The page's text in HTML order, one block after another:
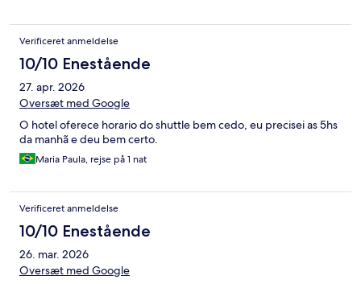
Verificeret anmeldelse
10/10 Enestående
27. apr. 2026
Oversæt med Google
O hotel oferece horario do shuttle bem cedo, eu precisei as 5hs
da manhã e deu bem certo.
Maria Paula, rejse på 1 nat
Verificeret anmeldelse
10/10 Enestående
26. mar. 2026
Oversæt med Google